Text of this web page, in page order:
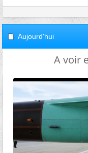
Aujourd'hui
A voir